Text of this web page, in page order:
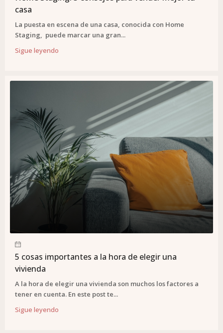
casa
La puesta en escena de una casa, conocida con Home
Staging, puede marcar una gran...
Sigue leyendo
5 cosas importantes a la hora de elegir una
vivienda
A la hora de elegir una vivienda son muchos los factores a
tener en cuenta. En este post te...
Sigue leyendo